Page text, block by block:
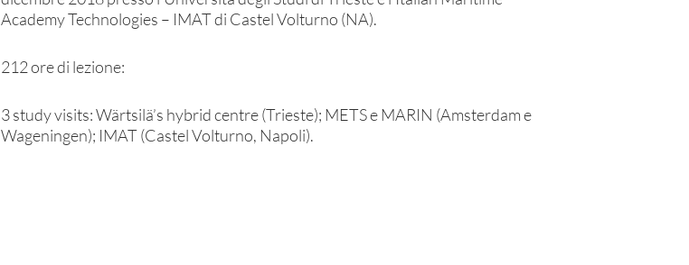
Academy Technologies – IMAT di Castel Volturno (NA).
212 ore di lezione:
3 study visits: Wärtsilä’s hybrid centre (Trieste); METS e MARIN (Amsterdam e
Wageningen); IMAT (Castel Volturno, Napoli).